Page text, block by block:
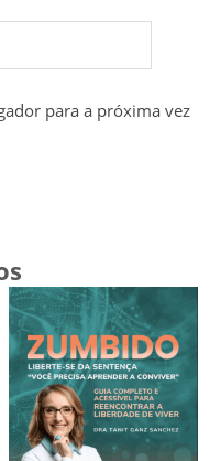
para a próxima vez